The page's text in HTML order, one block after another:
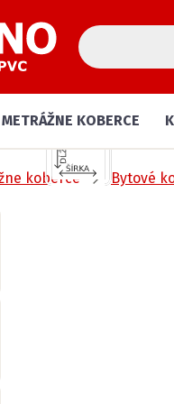
METRÁŽNE KOBERCE
koberce Bytové